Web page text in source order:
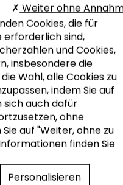
Cookies, die für
erforderlich sind,
und Cookies,
insbesondere die
Wahl, alle Cookies zu
indem Sie auf
sich auch dafür
ohne
auf "Weiter, ohne zu
finden Sie
Weiter ohne
Personalisieren